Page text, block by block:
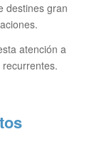
destines gran
atención a